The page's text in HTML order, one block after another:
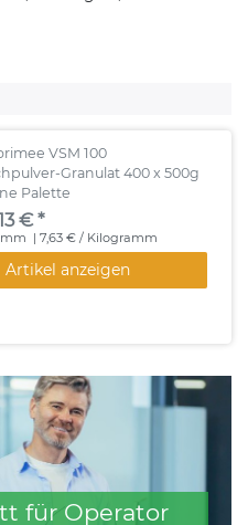
VSM 100
Granulat 400 x 500g
Palette
€ *
| 7,63 € / Kilogramm
Artikel anzeigen
für Operator